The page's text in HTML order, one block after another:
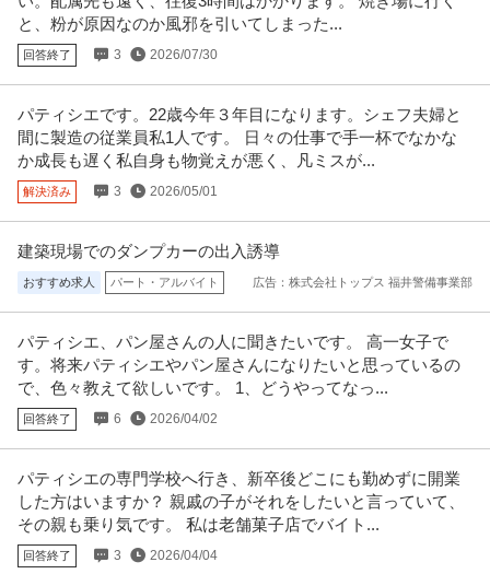
と、粉が原因なのか風邪を引いてしまった...
回答終了 3 2026/07/30
パティシエです。22歳今年３年目になります。シェフ夫婦と
間に製造の従業員私1人です。 日々の仕事で手一杯でなかな
か成長も遅く私自身も物覚えが悪く、凡ミスが...
解決済み 3 2026/05/01
建築現場でのダンプカーの出入誘導
おすすめ求人 パート・アルバイト 広告：株式会社トップス 福井警備事業部
パティシエ、パン屋さんの人に聞きたいです。 高一女子で
す。将来パティシエやパン屋さんになりたいと思っているの
で、色々教えて欲しいです。 1、どうやってなっ...
回答終了 6 2026/04/02
パティシエの専門学校へ行き、新卒後どこにも勤めずに開業
した方はいますか？ 親戚の子がそれをしたいと言っていて、
その親も乗り気です。 私は老舗菓子店でバイト...
回答終了 3 2026/04/04